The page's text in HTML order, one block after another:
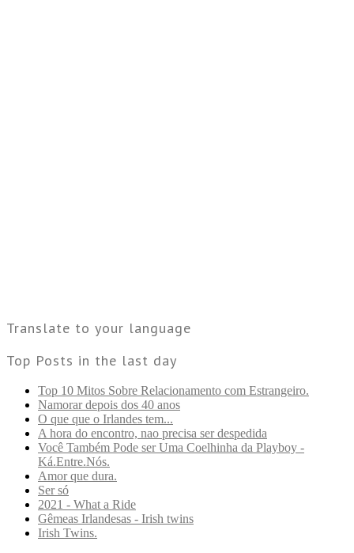
Translate to your language
Top Posts in the last day
Top 10 Mitos Sobre Relacionamento com Estrangeiro.
Namorar depois dos 40 anos
O que que o Irlandes tem...
A hora do encontro, nao precisa ser despedida
Você Também Pode ser Uma Coelhinha da Playboy -
Ká.Entre.Nós.
Amor que dura.
Ser só
2021 - What a Ride
Gêmeas Irlandesas - Irish twins
Irish Twins.